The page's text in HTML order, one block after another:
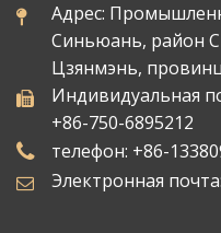
Адрес:
Синьюань, район
Цзянмэнь,
Индивидуальная
+86-750-6895212
телефон: +86-
Электронная почта: